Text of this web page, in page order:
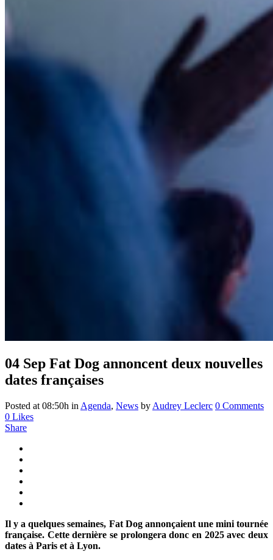
04 Sep Fat Dog annoncent deux nouvelles
dates françaises
Posted at 08:50h in Agenda, News by Audrey Leclerc 0 Comments
0 Likes
Share
Il y a quelques semaines, Fat Dog annonçaient une mini tournée
française. Cette dernière se prolongera donc en 2025 avec deux
dates à Paris et à Lyon.